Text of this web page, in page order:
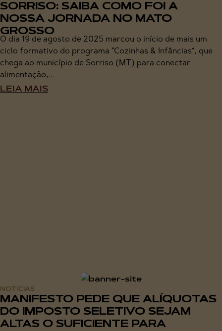
SORRISO: SAIBA COMO FOI A
NOSSA JORNADA NO MATO
GROSSO
O dia 19 de agosto de 2025 marcou o início de mais um
ciclo formativo do programa “Cozinhas & Infâncias“, que
chega ao município de Sorriso (MT) para conectar
alimentação,...
LEIA MAIS
NOTÍCIAS
MANIFESTO PEDE QUE ALÍQUOTAS
DO IMPOSTO SELETIVO SEJAM
ALTAS O SUFICIENTE PARA